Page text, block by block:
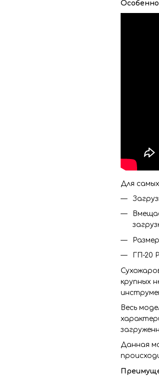
Для
ГП-20
крупных
Весь
Данная